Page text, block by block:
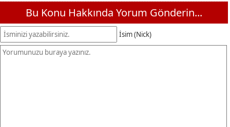
Bu Konu Hakkında Yorum Gönderin...
İsim (Nick)